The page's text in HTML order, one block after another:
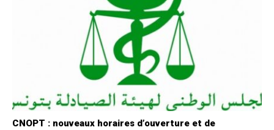
CNOPT : nouveaux horaires d’ouverture et de